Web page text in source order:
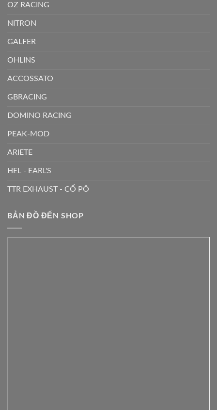
OZ RACING
NITRON
GALFER
OHLINS
ACCOSSATO
GBRACING
DOMINO RACING
PEAK-MOD
ARIETE
HEL - EARL'S
TTR EXHAUST - CỔ PÔ
BẢN ĐỒ ĐẾN SHOP